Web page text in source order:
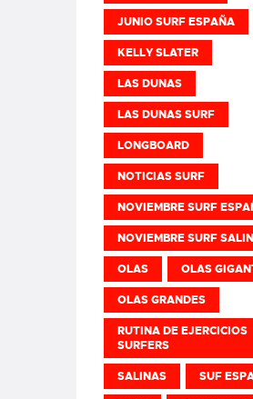
JUNIO SURF ESPAÑA
KELLY SLATER
LAS DUNAS
LAS DUNAS SURF
LONGBOARD
NOTICIAS SURF
NOVIEMBRE SURF
NOVIEMBRE SURF
OLAS OLAS
OLAS GRANDES
RUTINA DE EJERCICIOS
SURFERS
SALINAS SUF